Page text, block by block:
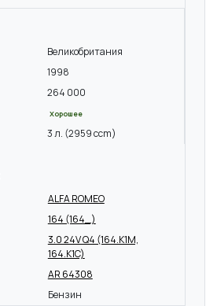
Великобритания
1998
264 000
Хорошее
3 л. (2959 ccm)
ALFA ROMEO
164 (164_)
3.0 24V Q4 (164.K1M,
164.K1C)
AR 64308
Бензин